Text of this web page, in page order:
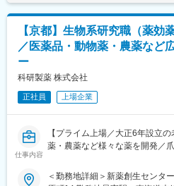
・研究開発チームは「機械」「
大きなチームとなり、開発設計
・組織はフラットで、役職呼称
成です。
■当社について：
に、糖尿病検査装置の分野では
います。当社の製品は世界100
変更の範囲：会社の定める業務
・備品管理
・社内行事の企画・運営
・各種申請・運用管理
・業務改善活動
・全社規程管理
・グループガバナンス強化
・施設戦略立案
・新オフィス・設備導入プロジ
・海外拠点との連携業務
■組織・風土
下する可能性があります。月給(
す。
【京都】生物系研究職（薬効
／医薬品・動物薬・農薬など
ー
科研製薬 株式会社
正社員 上場企業
仕事内容
【プライム上場／大正6年設立
薬・農薬など様々な薬を開発／
■求人概要：
当社は1948年に財団法人理化学
＜勤務地詳細＞新薬創生センタ